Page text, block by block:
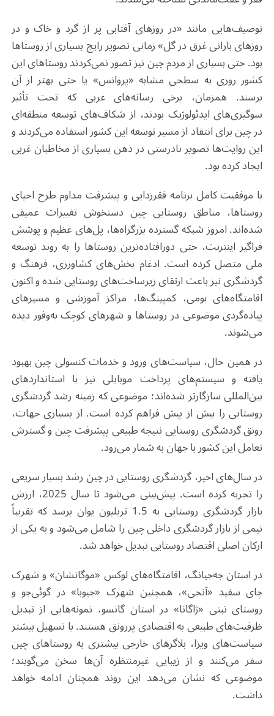
توصیف‌هایی مانند «در روزهای آفتابی پر از گرد و خاک و در
روزهای بارانی غرق در گل» زمانی تصویر رایج بسیاری از روستاها
بود. حتی بسیاری از مردم چین نیز تصور نمی‌کردند روستاهای این
کشور روزی به سطحی مشابه «پروانس» یا حتی بهتر از آن
برسند. همزمان، برخی رسانه‌های غربی که تحت تأثیر
سوگیری‌های ایدئولوژیک بودند، از شکاف‌های توسعه منطقه‌ای
در چین برای انتقاد از مسیر توسعه این کشور استفاده می‌کردند و
این روایت‌ها تصویر نادرستی در ذهن بسیاری از مخاطبان غربی
ایجاد کرده بود.
با موفقیت کامل برنامه فقرزدایی و پیشرفت مداوم طرح احیای
روستاها، مناطق روستایی چین دستخوش تغییرات عمیقی
شده‌اند. امروز شبکه گسترده بزرگراه‌ها، پل‌های عظیم و پوشش
فراگیر اینترنت، حتی دورافتاده‌ترین روستاها را به روند توسعه
ملی متصل کرده است. ادغام بخش‌های کشاورزی، فرهنگ و
گردشگری نیز باعث ارتقای زیرساخت‌های روستایی شده و اکنون
اقامتگاه‌های بومی، کمپینگ‌ها، مراکز آموزشی و مسیرهای
پیاده‌گردی موضوعی در روستاها و شهرهای کوچک به‌وفور دیده
می‌شوند.
در همین حال، سیاست‌های ورود و خدمات کنسولی چین بهبود
یافته و سیستم‌های پرداخت موبایلی نیز با استانداردهای
بین‌المللی سازگارتر شده‌اند؛ موضوعی که زمینه رشد گردشگری
روستایی را بیش از پیش فراهم کرده است. از بسیاری جهات،
رونق گردشگری روستایی نتیجه طبیعی پیشرفت چین و گسترش
تعامل این کشور با جهان به شمار می‌رود.
در سال‌های اخیر، گردشگری روستایی در چین رشد بسیار سریعی
را تجربه کرده است. پیش‌بینی می‌شود تا سال 2025، ارزش
بازار گردشگری روستایی به 1.5 تریلیون یوان برسد که تقریباً
نیمی از بازار گردشگری داخلی چین را شامل می‌شود و به یکی از
ارکان اصلی اقتصاد روستایی تبدیل خواهد شد.
در استان جه‌جیانگ، اقامتگاه‌های لوکس «موگانشان» و شهرک
چای سفید «آنجی»، همچنین شهرک «جیوبا» در گوئی‌جو و
روستای تبتی «ژاگانا» در استان گانسو، نمونه‌هایی از تبدیل
ظرفیت‌های طبیعی به اقتصادی پررونق هستند. با تسهیل بیشتر
سیاست‌های ویزا، بلاگرهای خارجی بیشتری به روستاهای چین
سفر می‌کنند و از زیبایی غیرمنتظره آن‌ها سخن می‌گویند؛
موضوعی که نشان می‌دهد این روند همچنان ادامه خواهد
داشت.